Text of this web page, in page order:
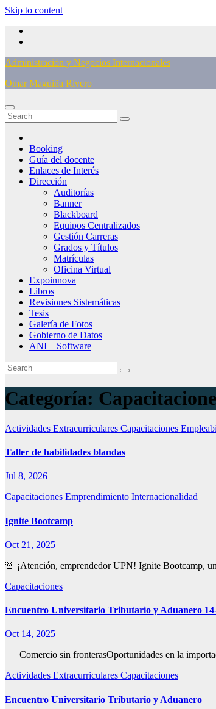
Skip to content
Administración y Negocios Internacionales
Omar Maguiña Rivero
Booking
Guía del docente
Enlaces de Interés
Dirección
Auditorías
Banner
Blackboard
Equipos Centralizados
Gestión Carreras
Grados y Títulos
Matrículas
Oficina Virtual
Expoinnova
Libros
Revisiones Sistemáticas
Tesis
Galería de Fotos
Gobierno de Datos
ANI – Software
Categoría:
Actividades Extracurriculares Capacitaciones
Taller de habilidades blandas
Jul 8, 2026
Capacitaciones Emprendimiento Internacionalidad
Ignite Bootcamp
Oct 21, 2025
🚨 ¡Atención, emprendedor UPN! Ignite Bootcamp,
Capacitaciones
Encuentro Universitario Tributario y Aduanero
Oct 14, 2025
Comercio sin fronterasOportunidades en la
Actividades Extracurriculares Capacitaciones
Encuentro Universitario Tributario y Aduanero